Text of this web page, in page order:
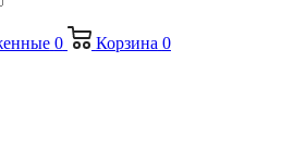
0 Корзина 0